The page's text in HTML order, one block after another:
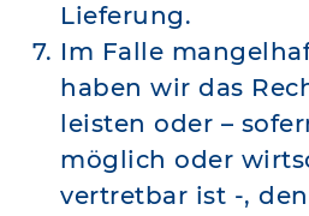
Lieferung.
Im Falle
haben wir das
leisten oder –
möglich oder
vertretbar ist -,